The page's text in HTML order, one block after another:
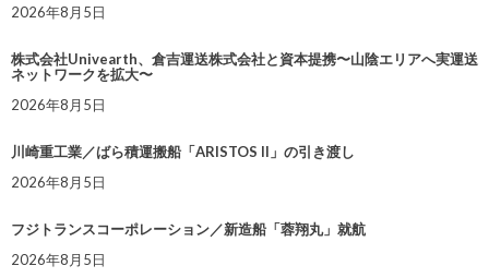
2026年8月5日
株式会社Univearth、倉吉運送株式会社と資本提携〜山陰エリアへ実運送
ネットワークを拡大〜
2026年8月5日
川崎重工業／ばら積運搬船「ARISTOS II」の引き渡し
2026年8月5日
フジトランスコーポレーション／新造船「蓉翔丸」就航
2026年8月5日